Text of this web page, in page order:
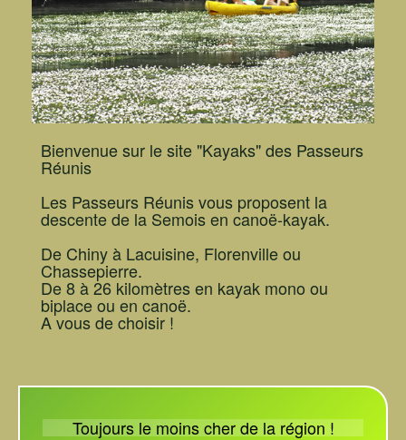
Bienvenue sur le site "Kayaks" des Passeurs
Réunis
Les Passeurs Réunis vous proposent la
descente de la Semois en canoë-kayak.
De Chiny à Lacuisine, Florenville ou
Chassepierre.
De 8 à 26 kilomètres en kayak mono ou
biplace ou en canoë.
A vous de choisir !
Toujours le moins cher de la région !